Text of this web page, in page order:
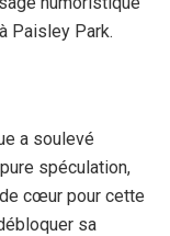
Paisley Park.
a soulevé
spéculation,
cœur pour cette
sa